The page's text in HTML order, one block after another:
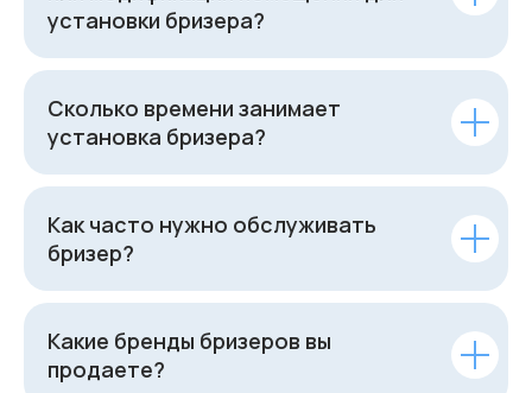
установки бризера?
Сколько времени занимает
установка бризера?
Как часто нужно обслуживать
бризер?
Какие бренды бризеров вы
продаете?